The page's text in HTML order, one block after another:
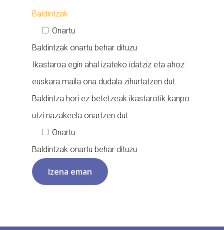
Baldintzak
Onartu
Baldintzak onartu behar dituzu
Ikastaroa egin ahal izateko idatziz eta ahoz
euskara maila ona dudala zihurtatzen dut.
Baldintza hori ez betetzeak ikastarotik kanpo
utzi nazakeela onartzen dut.
Onartu
Baldintzak onartu behar dituzu